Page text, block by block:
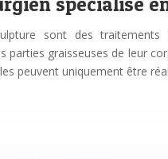
sont des traitements
parties graisseuses de leur
peuvent uniquement être